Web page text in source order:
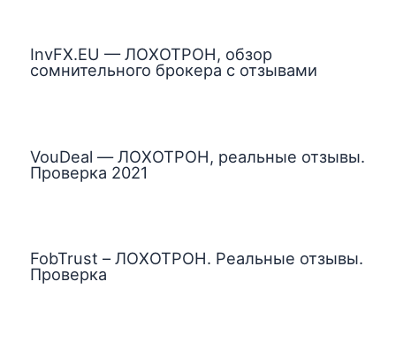
InvFX.EU — ЛОХОТРОН, обзор
сомнительного брокера с отзывами
VouDeal — ЛОХОТРОН, реальные отзывы.
Проверка 2021
FobTrust – ЛОХОТРОН. Реальные отзывы.
Проверка